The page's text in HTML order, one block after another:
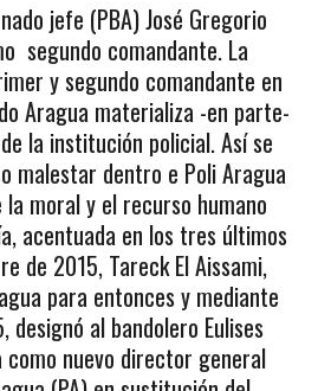
jefe (PBA) José Gregorio
segundo comandante. La
y segundo comandante en
Aragua materializa -en parte-
la institución policial. Así se
malestar dentro e Poli Aragua
moral y el recurso humano
acentuada en los tres últimos
de 2015, Tareck El Aissami,
para entonces y mediante
designó al bandolero Eulises
como nuevo director general